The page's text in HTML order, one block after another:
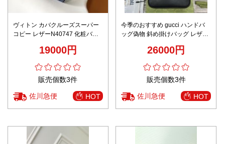
ヴィトン カバクルーズスーパー
コピー レザーN40747 化粧バッ
ンプル ブルー19000円
販売個数3件
佐川急便 HOT
今季のおすすめ gucci ハンドバ
ッグ偽物 斜め掛けバッグ レザー
26000円
販売個数3件
佐川急便 HOT